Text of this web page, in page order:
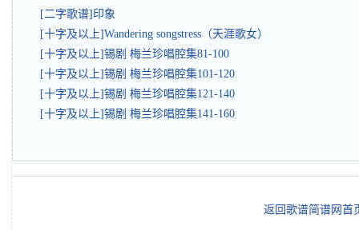
[二字歌谱]印象
[十字及以上]Wandering songstress（天涯歌女）
[十字及以上]锡剧 梅兰珍唱腔集81-100
[十字及以上]锡剧 梅兰珍唱腔集101-120
[十字及以上]锡剧 梅兰珍唱腔集121-140
[十字及以上]锡剧 梅兰珍唱腔集141-160
返回歌谱简谱网首